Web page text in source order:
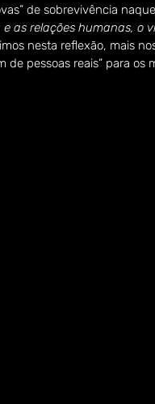
de sobrevivência
as relações humanas, o
nesta reflexão, mais
pessoas reais” para os